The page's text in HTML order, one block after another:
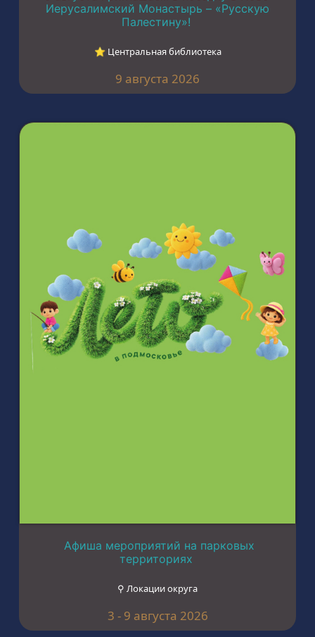
Иерусалимский Монастырь – «Русскую
Палестину»!
⭐︎ Центральная библиотека
9 августа 2026
Афиша мероприятий на парковых
территориях
⚲ Локации округа
3 - 9 августа 2026